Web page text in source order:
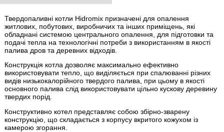
Твердопаливні котли Hidromix призначені для опалення
житлових, побутових, виробничих та інших приміщень, які
обладнані системою центрального опалення, для підготовки та
подачі тепла на технологічні потреби з використанням в якості
палива дров та деревних відходів.
Конструкція котла дозволяє максимально ефективно
використовувати тепло, що виділяється при спалюванні різних
видів низькокалорійного твердого палива, при цьому в якості
основного палива слід використовувати цільно кускову деревину
твердих порід.
Конструктивно котел представляє собою збірно-зварену
конструкцію, що складається з корпусу вкритого кожухом із
камерою згорання.